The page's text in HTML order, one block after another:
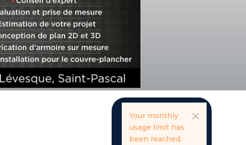
Your monthly
usage limit has
been reached.